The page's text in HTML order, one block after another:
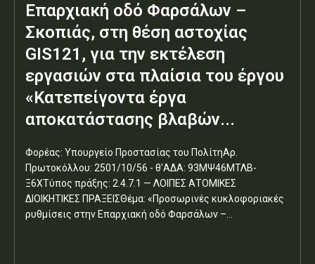
Επαρχιακή οδό Φαρσάλων –
Σκοπιάς, στη θέση αστοχίας
GIS121, για την εκτέλεση
εργασιών στα πλαίσια του έργου
«Κατεπείγοντα έργα
αποκατάστασης βλαβών...
Φορέας: Υπουργείο Προστασίας του ΠολίτηΑρ.
Πρωτοκόλλου: 2501/10/56 - θ'ΑΔΑ: 93ΜΨ46ΜΤΛΒ-
Ξ6ΧΤύπος πράξης: 2.4.7.1 — ΛΟΙΠΕΣ ΑΤΟΜΙΚΕΣ
ΔΙΟΙΚΗΤΙΚΕΣ ΠΡΑΞΕΙΣΘέμα: «Προσωρινές κυκλοφοριακές
ρυθμίσεις στην Επαρχιακή οδό Φαρσάλων –...